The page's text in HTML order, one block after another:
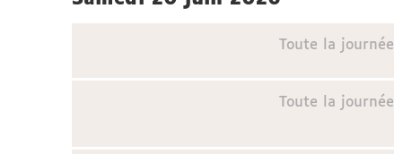
Toute la journée
Toute la journée